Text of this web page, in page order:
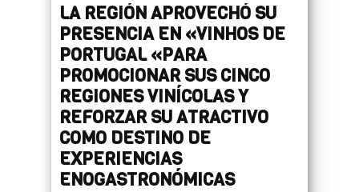
LA REGIÓN APROVECHÓ SU
PRESENCIA EN «VINHOS DE
PORTUGAL «PARA
PROMOCIONAR SUS CINCO
REGIONES VINÍCOLAS Y
REFORZAR SU ATRACTIVO
COMO DESTINO DE
EXPERIENCIAS
ENOGASTRONÓMICAS